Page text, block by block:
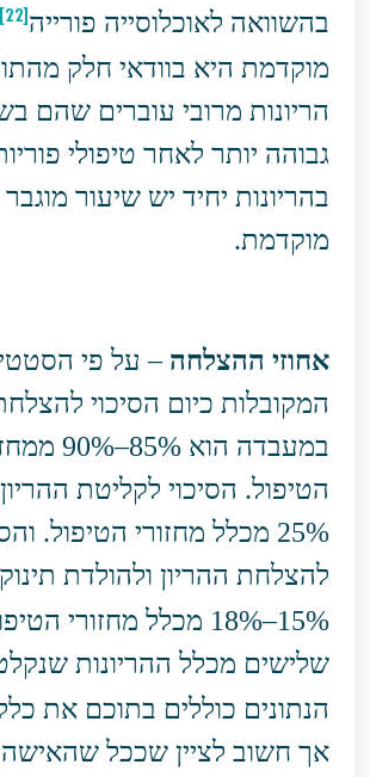
בהשוואה לאוכלוסייה פורייה[22]
מוקדמת היא בוודאי חלק
הריונות מרובי עוברים שהם
גבוהה יותר לאחר טיפולי
בהריונות יחיד יש שיעור
מוקדמת.
אחוזי ההצלחה – על פי
המקובלות כיום הסיכוי
במעבדה הוא
25% מכלל מחזורי הטיפול.
להצלחת ההריון ולהולדת תינוק
15%–18% מכלל מחזורי
שלישים מכלל ההריונות
הנתונים כוללים בתוכם את
אך חשוב לציין שככל